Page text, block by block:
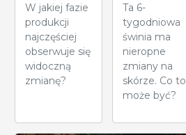
W jakiej fazie
produkcji
najczęściej
obserwuje się
widoczną
zmianę?
Ta 6-
tygodniowa
świnia ma
nieropne
zmiany na
skórze. Co to
może być?